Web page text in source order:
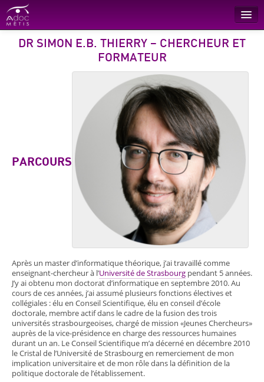
Recherche
Conseil
Formations
L’entreprise
Références
Contact
DR SIMON E.B. THIERRY – CHERCHEUR ET
FORMATEUR
PARCOURS
Après un master d’informatique théorique, j’ai travaillé comme
enseignant-chercheur à l’Université de Strasbourg pendant 5 années.
J’y ai obtenu mon doctorat d’informatique en septembre 2010. Au
cours de ces années, j’ai assumé plusieurs fonctions électives et
collégiales : élu en Conseil Scientifique, élu en conseil d’école
doctorale, membre actif dans le cadre de la fusion des trois
universités strasbourgeoises, chargé de mission «Jeunes Chercheurs»
auprès de la vice-présidence en charge des ressources humaines
durant un an. Le Conseil Scientifique m’a décerné en décembre 2010
le Cristal de l’Université de Strasbourg en remerciement de mon
implication universitaire et de mon rôle dans la définition de la
politique doctorale de l’établissement.